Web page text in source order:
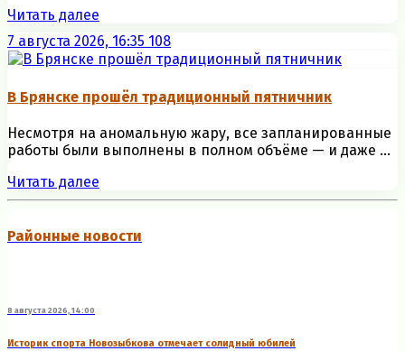
Читать далее
7 августа 2026, 16:35 108
В Брянске прошёл традиционный пятничник
Несмотря на аномальную жару, все запланированные
работы были выполнены в полном объёме — и даже ...
Читать далее
Районные новости
8 августа 2026, 14:00
Историк спорта Новозыбкова отмечает солидный юбилей